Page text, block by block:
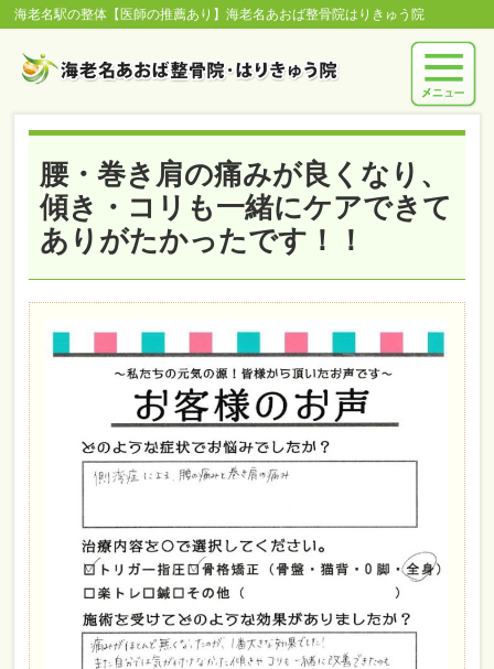
海老名駅の整体【医師の推薦あり】海老名あおば整骨院はりきゅう院
腰・巻き肩の痛みが良くなり、
傾き・コリも一緒にケアできて
ありがたかったです！！